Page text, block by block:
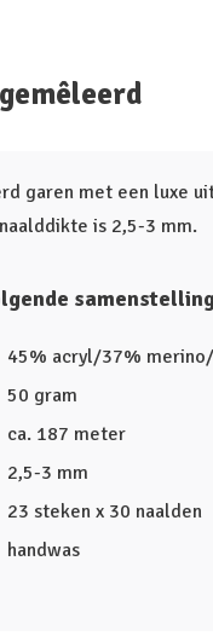
garen met een luxe
is 2,5-3 mm.
45% acryl/37%
50 gram
ca. 187 meter
2,5-3 mm
23 steken x 30 naalden
handwas